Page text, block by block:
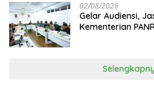
02/08/2026
Gelar Audiensi,
Kementerian